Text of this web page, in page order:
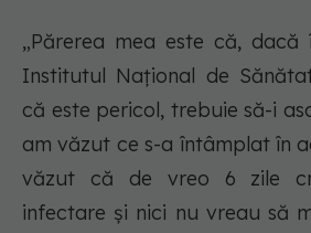
„Părerea mea este că, dacă
Institutul Național de
că este pericol, trebuie să-i
am văzut ce s-a întâmplat în
văzut că de vreo 6 zile
infectare și nici nu vreau să